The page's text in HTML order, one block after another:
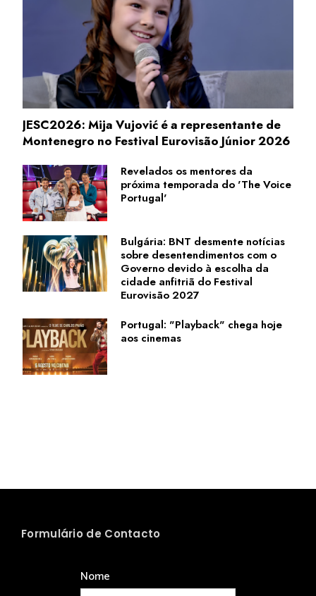
JESC2026: Mija Vujović é a representante de
Montenegro no Festival Eurovisão Júnior 2026
Revelados os mentores da
próxima temporada do 'The Voice
Portugal'
Bulgária: BNT desmente notícias
sobre desentendimentos com o
Governo devido à escolha da
cidade anfitriã do Festival
Eurovisão 2027
Portugal: "Playback" chega hoje
aos cinemas
Formulário de Contacto
Nome